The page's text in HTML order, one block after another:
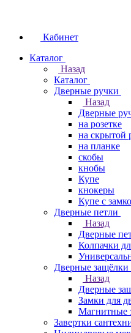
Кабинет
Каталог
Назад
Каталог
Дверные ручки
Назад
Дверные
на розетке
на скрытой
на планке
скобы
кнобы
Купе
кнокеры
Купе с
Дверные петли
Назад
Дверные
Колпачки
Дверные защёлки
Назад
Дверные
Замки для
Магнитные
Завертки